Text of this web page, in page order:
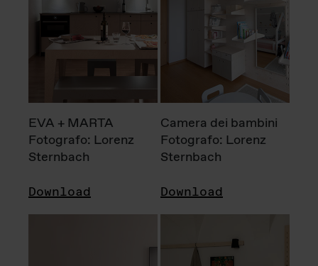
EVA + MARTA
Fotografo: Lorenz
Sternbach
Download
Camera dei bambini
Fotografo: Lorenz
Sternbach
Download